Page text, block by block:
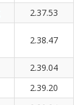
2.37.53
2.38.47
2.39.04
2.39.20